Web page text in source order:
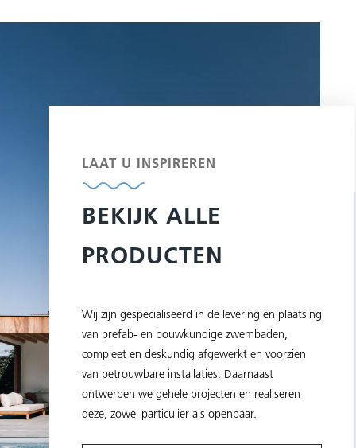
LAAT U INSPIREREN
BEKIJK ALLE
PRODUCTEN
Wij zijn gespecialiseerd in de levering en plaatsing
van prefab- en bouwkundige zwembaden,
compleet en deskundig afgewerkt en voorzien
van betrouwbare installaties. Daarnaast
ontwerpen we gehele projecten en realiseren
deze, zowel particulier als openbaar.